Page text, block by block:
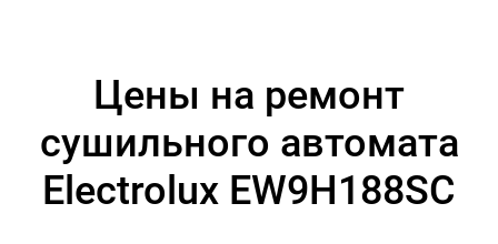
Цены на ремонт
сушильного автомата
Electrolux EW9H188SC